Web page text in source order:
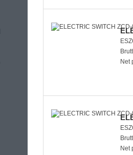
Net
Net